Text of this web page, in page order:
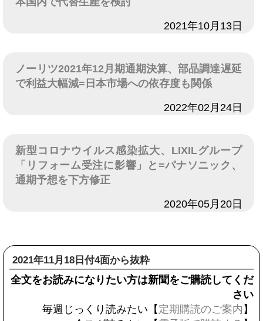
2021年10月13日
ノーリツ2021年12月期通期決算、部品調達遅延
で利益大幅減=日本市場への依存度も関係
2022年02月24日
新型コロナウイルス感染拡大、LIXILグループ
「リフォーム受注に影響」と=パナソニック、
通期予想を下方修正
2020年05月20日
2021年11月18日付4面から抜粋
全文をお読みになりたい方は新聞をご購読してくだ
さい
毎週じっくり読みたい【 定期購読のご案内 】